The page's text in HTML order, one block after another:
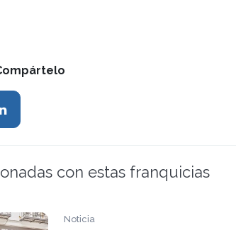
con estas franquicias
Noticia